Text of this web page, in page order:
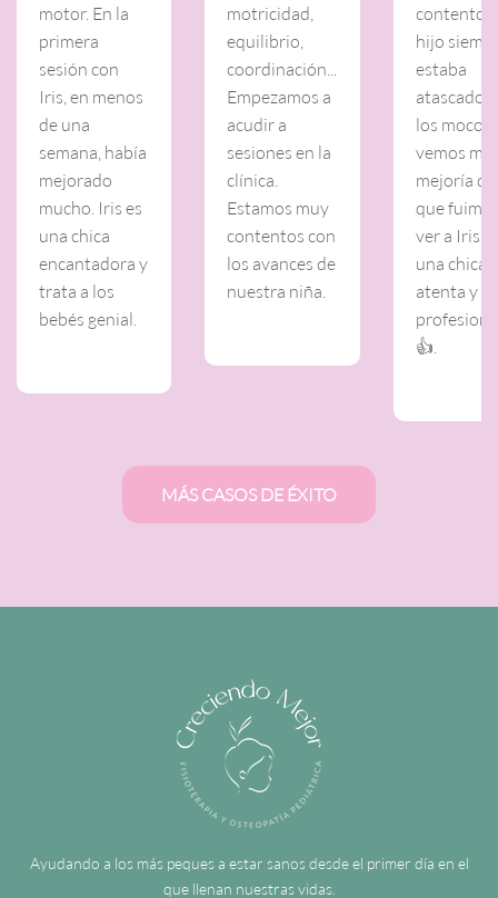
motor. En la
primera
sesión con
Iris, en menos
de una
semana, había
mejorado
mucho. Iris es
una chica
encantadora y
trata a los
bebés genial.
motricidad,
equilibrio,
coordinación...
Empezamos a
acudir a
sesiones en la
clínica.
Estamos muy
contentos con
los avances de
nuestra niña.
hijo
estaba
atascado
los mocos
vemos
mejoría
que
ver a Iris.
una chica
atenta y
👍.
MÁS CASOS DE ÉXITO
Ayudando a los más peques a estar sanos desde el primer día en el
que llenan nuestras vidas.